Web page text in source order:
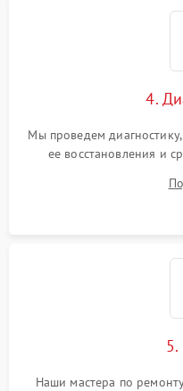
4.
Мы проведем
ее восстановления и
Наши мастера по